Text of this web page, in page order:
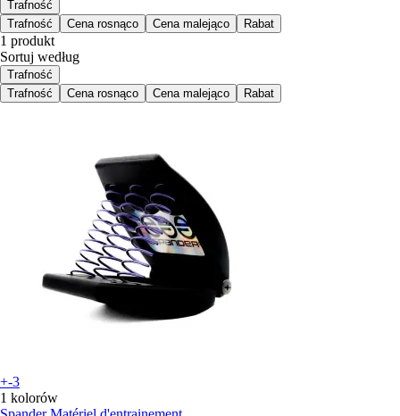
Trafność
Trafność
Cena rosnąco Cena malejąco Rabat
1 produkt
Sortuj według
Trafność
Trafność
Cena rosnąco Cena malejąco Rabat
+-3
1 kolorów